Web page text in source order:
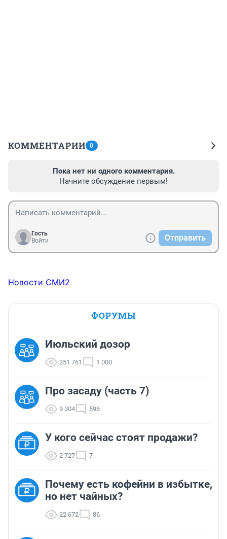
КОММЕНТАРИИ 0
Пока нет ни одного комментария.
Начните обсуждение первым!
Гость
Войти
Отправить
Новости СМИ2
ФОРУМЫ
Июльский дозор
251 761 1 000
Про засаду (часть 7)
9 304 596
У кого сейчас стоят продажи?
2 727 7
Почему есть кофейни в избытке,
но нет чайных?
22 672 86